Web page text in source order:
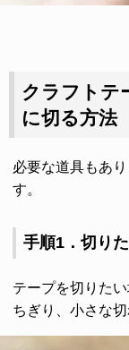
クラフトテ
に切る方法
必要な道具もあ
す。
手順1．切り
テープを切りた
ちぎり、小さな